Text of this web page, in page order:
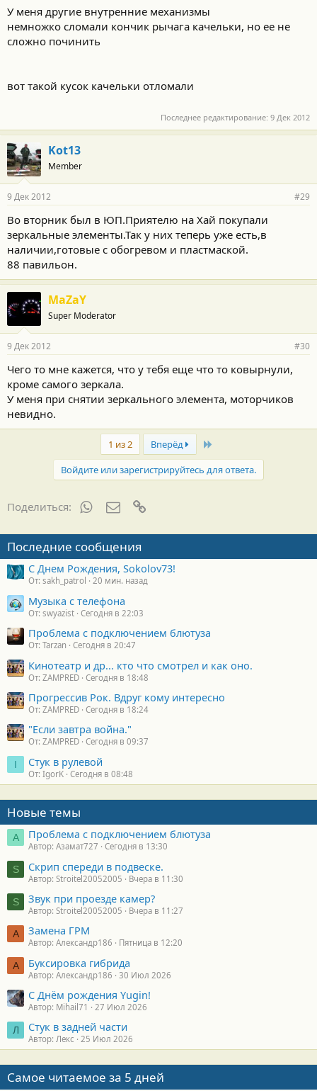
с
т
и
У меня другие внутренние механизмы
немножко сломали кончик рычага качельки, но ее не
сложно починить
вот такой кусок качельки отломали
Последнее редактирование: 9 Дек 2012
Kot13
Member
9 Дек 2012 #29
Во вторник был в ЮП.Приятелю на Хай покупали
зеркальные элементы.Так у них теперь уже есть,в
наличии,готовые с обогревом и пластмаской.
88 павильон.
MaZaY
Super Moderator
9 Дек 2012 #30
Чего то мне кажется, что у тебя еще что то ковырнули,
кроме самого зеркала.
У меня при снятии зеркального элемента, моторчиков
невидно.
1 из 2 Вперёд Last
Войдите или зарегистрируйтесь для ответа.
Поделиться: WhatsAppЭлектронная почта
Последние сообщения
С Днем Рождения, Sokolov73!
От: sakh_patrol 20 мин. назад
Музыка с телефона
От: swyazist Сегодня в 22:03
Проблема с подключением блютуза
От: Tarzan Сегодня в 20:47
Кинотеатр и др... кто что смотрел и как оно.
От: ZAMPRED Сегодня в 18:48
Прогрессив Рок. Вдруг кому интересно
От: ZAMPRED Сегодня в 18:24
"Если завтра война."
От: ZAMPRED Сегодня в 09:37
I Стук в рулевой
От: IgorK Сегодня в 08:48
Новые темы
А Проблема с подключением блютуза
Автор: Азамат727 Сегодня в 13:30
S Скрип спереди в подвеске.
Автор: Stroitel20052005 Вчера в 11:30
S Звук при проезде камер?
Автор: Stroitel20052005 Вчера в 11:27
А Замена ГРМ
Автор: Александр186 Пятница в 12:20
А Буксировка гибрида
Автор: Александр186 30 Июл 2026
С Днём рождения Yugin!
Автор: Mihail71 27 Июл 2026
Л Стук в задней части
Автор: Лекс 25 Июл 2026
Самое читаемое за 5 дней